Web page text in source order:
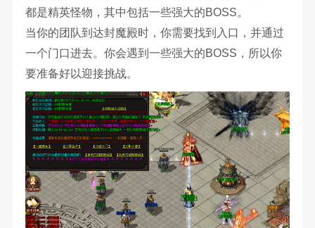
都是精英怪物，其中包括一些强大的BOSS。
当你的团队到达封魔殿时，你需要找到入口，并通过
一个门口进去。你会遇到一些强大的BOSS，所以你
要准备好以迎接挑战。